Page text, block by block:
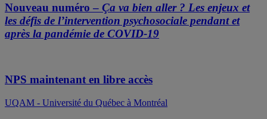
Nouveau numéro – Ça va bien aller ? Les enjeux et
les défis de l’intervention psychosociale pendant et
après la pandémie de COVID-19
NPS maintenant en libre accès
UQAM - Université du Québec à Montréal